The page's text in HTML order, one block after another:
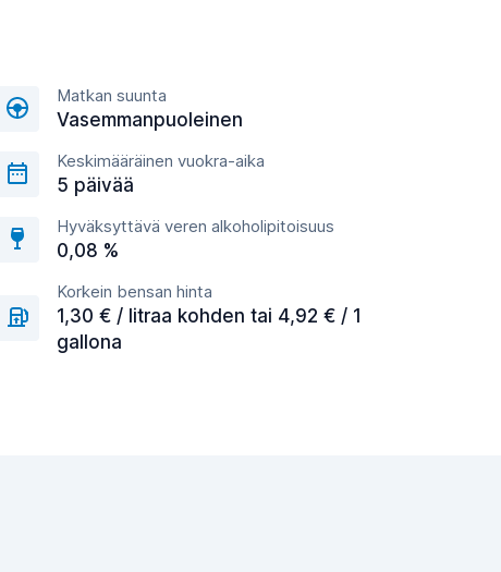
Matkan suunta
Vasemmanpuoleinen
Keskimääräinen vuokra-aika
5 päivää
Hyväksyttävä veren alkoholipitoisuus
0,08 %
Korkein bensan hinta
1,30 € / litraa kohden tai 4,92 € / 1
gallona